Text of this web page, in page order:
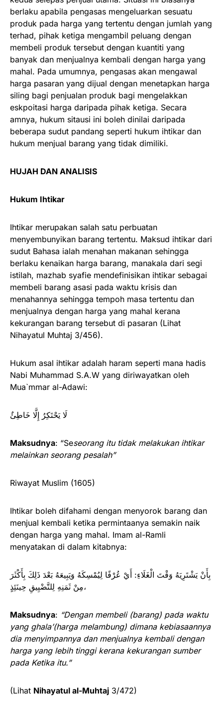
berlaku apabila pengasas mengeluarkan sesuatu
produk pada harga yang tertentu dengan jumlah yang
terhad, pihak ketiga mengambil peluang dengan
membeli produk tersebut dengan kuantiti yang
banyak dan menjualnya kembali dengan harga yang
mahal. Pada umumnya, pengasas akan mengawal
harga pasaran yang dijual dengan menetapkan harga
siling bagi penjualan produk bagi mengelakkan
eskpoitasi harga daripada pihak ketiga. Secara
amnya, hukum sitausi ini boleh dinilai daripada
beberapa sudut pandang seperti hukum ihtikar dan
hukum menjual barang yang tidak dimiliki.
HUJAH DAN ANALISIS
Hukum Ihtikar
Ihtikar merupakan salah satu perbuatan
menyembunyikan barang tertentu. Maksud ihtikar dari
sudut Bahasa ialah menahan makanan sehingga
berlaku kenaikan harga barang, manakala dari segi
istilah, mazhab syafie mendefinisikan ihtikar sebagai
membeli barang asasi pada waktu krisis dan
menahannya sehingga tempoh masa tertentu dan
menjualnya dengan harga yang mahal kerana
kekurangan barang tersebut di pasaran (Lihat
Nihayatul Muhtaj 3/456).
Hukum asal ihtikar adalah haram seperti mana hadis
Nabi Muhammad S.A.W yang diriwayatkan oleh
Mua`mmar al-Adawi:
لَا يَحْتَكِرُ إِلَّا خَاطِئٌ
Maksudnya: “Seseorang itu tidak melakukan ihtikar
melainkan seorang pesalah”
Riwayat Muslim (1605)
Ihtikar boleh difahami dengan menyorok barang dan
menjual kembali ketika permintaanya semakin naik
dengan harga yang mahal. Imam al-Ramli
menyatakan di dalam kitabnya:
بِأَنْ يَشْتَرِيَهُ وَقْتَ الْغَلَاءِ: أَيْ عُرْفًا لِيُمْسِكَهُ وَيَبِيعَهُ بَعْدَ ذَلِكَ بِأَكْثَرَ
مِنْ ثَمَنِهِ لِلتَّضْيِيقِ حِينَئِذٍ،
Maksudnya: “Dengan membeli (barang) pada waktu
yang ghala’(harga melambung) dimana kebiasaannya
dia menyimpannya dan menjualnya kembali dengan
harga yang lebih tinggi kerana kekurangan sumber
pada Ketika itu.”
(Lihat Nihayatul al-Muhtaj 3/472)